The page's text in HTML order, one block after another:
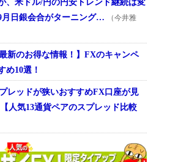
、米ドル/円の円安トレンド継続は変
月日銀会合がターニング…
（今井雅
最新のお得な情報！】FXのキャンペ
め10選！
レッドが狭いおすすめFX口座が見
人気13通貨ペアのスプレッド比較